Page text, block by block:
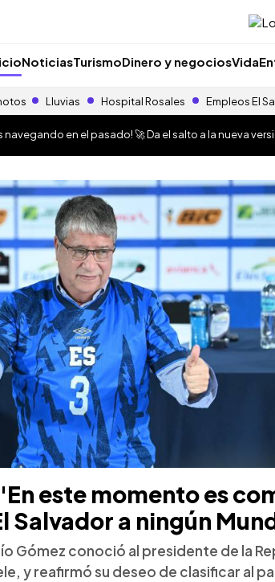
NoticiasTurismoDinero y negociosVida
Lluvias Hospital Rosales Empleos El
navegando en el pasado! 🚀 Da el salto a la nueva
este momento es
Salvador a ningún
Gómez conoció al presidente de la
y reafirmó su deseo de clasificar al